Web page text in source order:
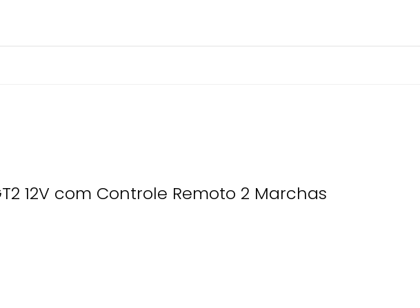
12V com Controle Remoto 2 Marchas